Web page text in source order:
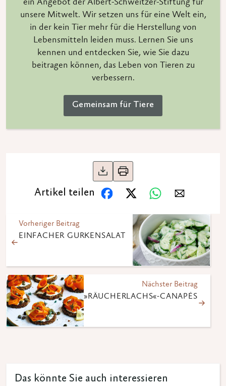
ein Angebot der Albert-Schweitzer-Stiftung für
unsere Mitwelt. Wir setzen uns für eine Welt ein,
in der kein Tier mehr für die Herstellung von
Lebensmitteln leiden muss. Lernen Sie uns
kennen und entdecken Sie, wie Sie dazu
beitragen können, das Leben von Tieren zu
verbessern.
Gemeinsam für Tiere
Artikel teilen
Vorheriger Beitrag
EINFACHER GURKENSALAT
Nächster Beitrag
»RÄUCHERLACHS«-CANAPÉS
Das könnte Sie auch interessieren